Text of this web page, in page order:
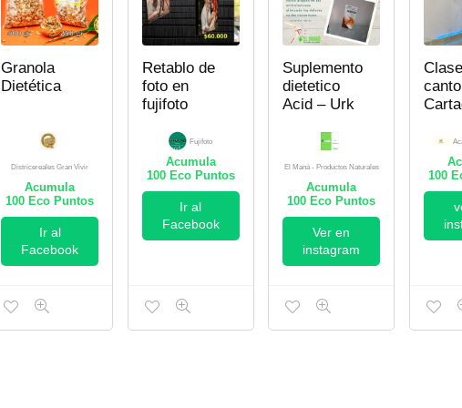
Granola
Dietética
Districereales Gran Vivir
Acumula
100 Eco Puntos
Ir al
Facebook
Retablo de
foto en
fujifoto
Fujifoto
Acumula
100Eco Puntos
Ir al
Facebook
Suplemento
dietetico
Acid – Urk
El Maná - Productos Naturales
Acumula
100 Eco Puntos
Ver en
instagram
100